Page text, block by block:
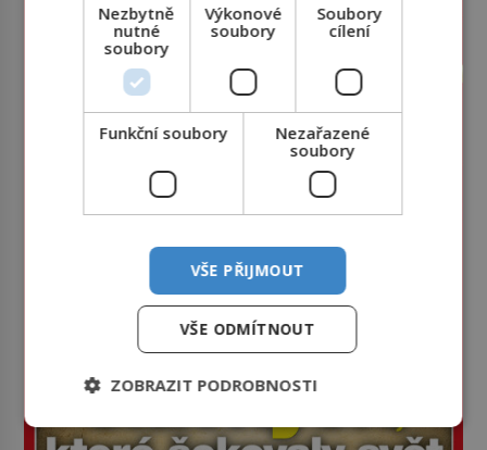
Nezbytně
nutné
soubory
Výkonové
soubory
Soubory
cílení
Funkční soubory
Nezařazené
soubory
VŠE PŘIJMOUT
VŠE ODMÍTNOUT
ZOBRAZIT PODROBNOSTI